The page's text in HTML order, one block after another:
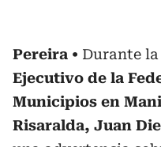
Pereira Durante
Ejecutivo de la
Municipios en
Risaralda, Juan